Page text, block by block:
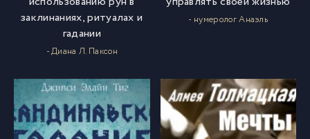
заклинаниях, ритуалах и
гадании
- Диана Л. Паксон
- нумеролог Анаэль